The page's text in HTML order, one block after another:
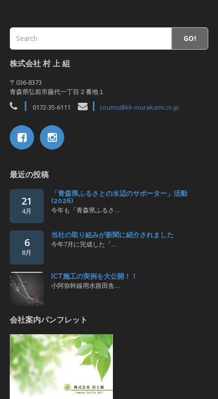
GO!
株式会社 村 上 組
〒036-8373
青森県弘前市藤代一丁目２番地１
0172-35-6111
soumu@kk-murakami.co.jp
最近の投稿
21
4月
「青森県ふるさとの水辺のサポーター」活動
(2026)
今年も「青森県ふるさ…
6
8月
当社の取り組みが新聞に紹介されました
今年7月に完成した「…
ICT施工の実例を大公開！！
小阿弥幹線用水路田舎…
会社案内パンフレット